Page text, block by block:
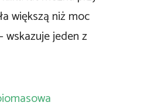
większą niż moc
wskazuje jeden z